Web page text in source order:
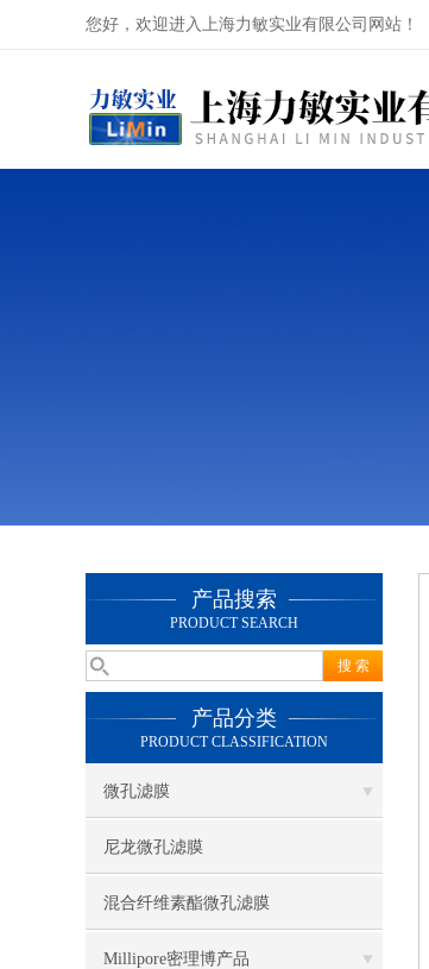
您好，欢迎进入上海力敏实业有限公司网站！
产品搜索
PRODUCT SEARCH
产品分类
PRODUCT CLASSIFICATION
微孔滤膜
尼龙微孔滤膜
混合纤维素酯微孔滤膜
Millipore密理博产品